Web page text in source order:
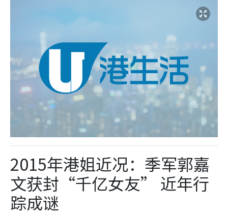
2015年港姐近况：季军郭嘉
文获封“千亿女友” 近年行
踪成谜